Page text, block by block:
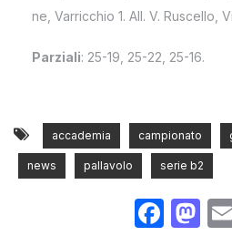
ne, Varricchio 1. All. V. Ruscello,
Parziali: 25-19, 25-22, 25-16.
accademia campionato
news pallavolo serie b2